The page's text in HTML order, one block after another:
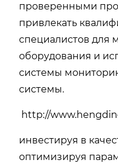
проверенными
привлекать
специалистов для
оборудования и
системы
системы.
http://
инвестируя в
оптимизируя